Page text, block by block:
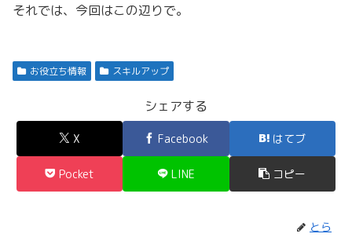
それでは、今回はこの辺りで。
お役立ち情報 スキルアップ
シェアする
X Facebook はてブ
Pocket LINE コピー
とら